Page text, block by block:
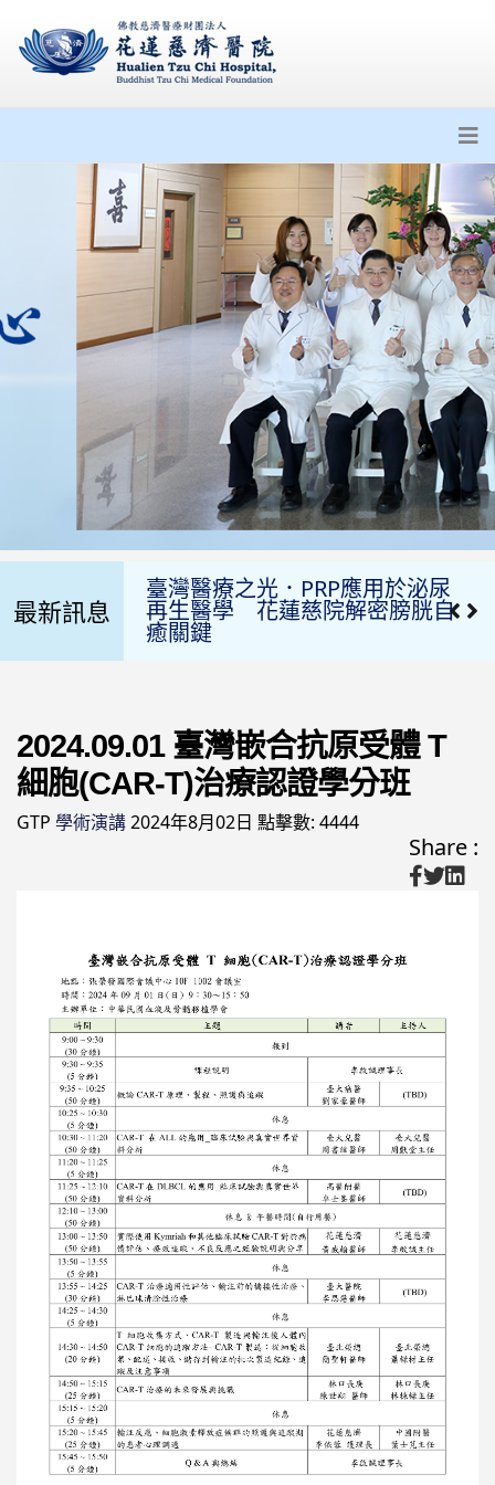
最新訊息
公告衛福部113年5月22日訂定之
醫院施行恩慈治療參考原則
花蓮慈濟醫院攜一曜再生 啟動外
泌體產學合作
臺灣醫療之光．PRP應用於泌尿
再生醫學 花蓮慈院解密膀胱自
癒關鍵
亞洲第一脊髓電刺激術 助癱瘓光
速重生
讓血液癌末病患重獲生機
2025年最新肯定 慈濟骨髓幹細
胞中心再次通過ＷＭＤＡ國際進
階認證
【醫療、生醫國際合作 花蓮慈
2024-11-21 花蓮慈院李啟誠榮獲
「國際醫療典範獎」
2024.11.07 CAR-T細胞治療 給付
819萬
2024.08.13 恭賀細胞治療中心李
啟誠主任榮獲第九屆國際醫療典
範獎-個人獎
2024.09.01 臺灣嵌合抗原受體 T
細胞(CAR-T)治療認證學分班
2024.07.21 癌症新療法 認識免
疫療法與免疫細胞CAR-T療法
公告衛福部113年5月22日訂定之
醫院施行恩慈治療參考原則
花蓮慈濟醫院攜一曜再生 啟動外
2024.09.01 臺灣嵌合抗原受體 T
細胞(CAR-T)治療認證學分班
GTP 學術演講 2024年8月02日 點擊數: 4444
Share :